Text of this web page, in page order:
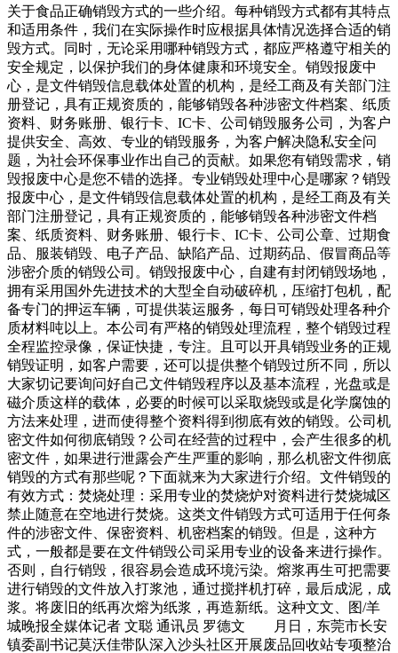
关于食品正确销毁方式的一些介绍。每种销毁方式都有其特点
和适用条件，我们在实际操作时应根据具体情况选择合适的销
毁方式。同时，无论采用哪种销毁方式，都应严格遵守相关的
安全规定，以保护我们的身体健康和环境安全。销毁报废中
心，是文件销毁信息载体处置的机构，是经工商及有关部门注
册登记，具有正规资质的，能够销毁各种涉密文件档案、纸质
资料、财务账册、银行卡、IC卡、公司销毁服务公司，为客户
提供安全、高效、专业的销毁服务，为客户解决隐私安全问
题，为社会环保事业作出自己的贡献。如果您有销毁需求，销
毁报废中心是您不错的选择。专业销毁处理中心是哪家？销毁
报废中心，是文件销毁信息载体处置的机构，是经工商及有关
部门注册登记，具有正规资质的，能够销毁各种涉密文件档
案、纸质资料、财务账册、银行卡、IC卡、公司公章、过期食
品、服装销毁、电子产品、缺陷产品、过期药品、假冒商品等
涉密介质的销毁公司。销毁报废中心，自建有封闭销毁场地，
拥有采用国外先进技术的大型全自动破碎机，压缩打包机，配
备专门的押运车辆，可提供装运服务，每日可销毁处理各种介
质材料吨以上。本公司有严格的销毁处理流程，整个销毁过程
全程监控录像，保证快捷，专注。且可以开具销毁业务的正规
销毁证明，如客户需要，还可以提供整个销毁过所不同，所以
大家切记要询问好自己文件销毁程序以及基本流程，光盘或是
磁介质这样的载体，必要的时候可以采取烧毁或是化学腐蚀的
方法来处理，进而使得整个资料得到彻底有效的销毁。公司机
密文件如何彻底销毁？公司在经营的过程中，会产生很多的机
密文件，如果进行泄露会产生严重的影响，那么机密文件彻底
销毁的方式有那些呢？下面就来为大家进行介绍。文件销毁的
有效方式：焚烧处理：采用专业的焚烧炉对资料进行焚烧城区
禁止随意在空地进行焚烧。这类文件销毁方式可适用于任何条
件的涉密文件、保密资料、机密档案的销毁。但是，这种方
式，一般都是要在文件销毁公司采用专业的设备来进行操作。
否则，自行销毁，很容易会造成环境污染。熔浆再生可把需要
进行销毁的文件放入打浆池，通过搅拌机打碎，最后成泥，成
浆。将废旧的纸再次熔为纸浆，再造新纸。这种文文、图/羊
城晚报全媒体记者 文聪 通讯员 罗德文 月日，东莞市长安
镇委副书记莫沃佳带队深入沙头社区开展废品回收站专项整治